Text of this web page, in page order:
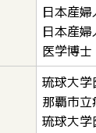
日本産
日本産
医学博士
琉球大
那覇市立
琉球大